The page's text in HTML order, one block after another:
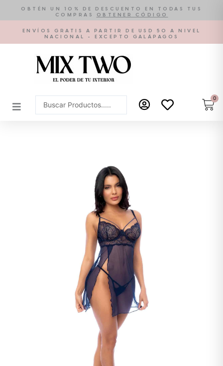
contenido
OBTÉN UN 10% DE DESCUENTO EN TODAS TUS
COMPRAS
OBTENER CÓDIGO
ENVÍOS GRATIS A PARTIR DE USD 50 A NIVEL
NACIONAL - EXCEPTO GALÁPAGOS
Search
...
0